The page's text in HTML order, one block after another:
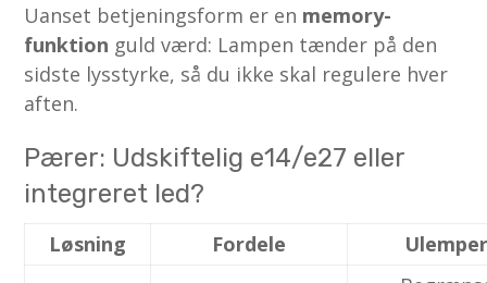
Uanset betjeningsform er en memory-
funktion guld værd: Lampen tænder på den
sidste lysstyrke, så du ikke skal regulere hver
aften.
Pærer: Udskiftelig e14/e27 eller
integreret led?
Løsning Fordele Ulemper